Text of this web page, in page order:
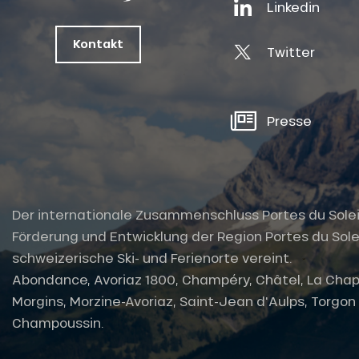
Kontakt
Linkedin
Twitter
Presse
Der internationale Zusammenschluss Portes du
Förderung und Entwicklung der Region Portes du
schweizerische Ski- und Ferienorte vereint.
Abondance, Avoriaz 1800, Champéry, Châtel, La
Morgins, Morzine-Avoriaz, Saint-Jean d'Aulps,
Champoussin.